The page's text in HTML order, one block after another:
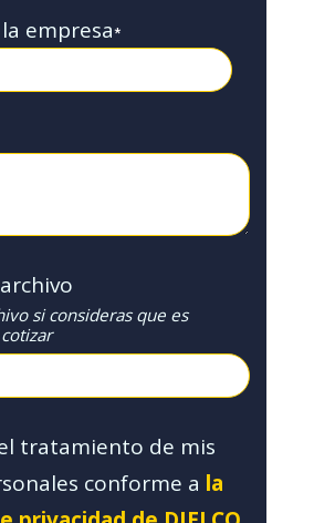
empresa*
si consideras que es
tratamiento de mis
conforme a la